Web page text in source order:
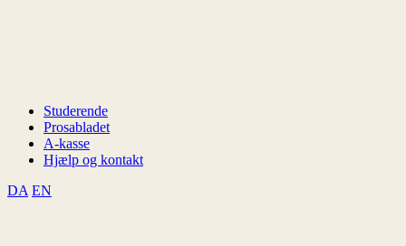
Studerende
Prosabladet
A-kasse
Hjælp og kontakt
DA EN